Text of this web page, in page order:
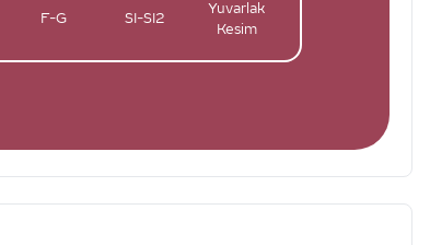
F-G SI-SI2
Yuvarlak
Kesim